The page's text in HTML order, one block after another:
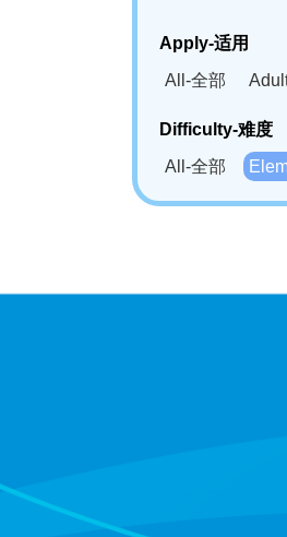
Apply-适用
All-全部
Difficulty-难度
All-全部